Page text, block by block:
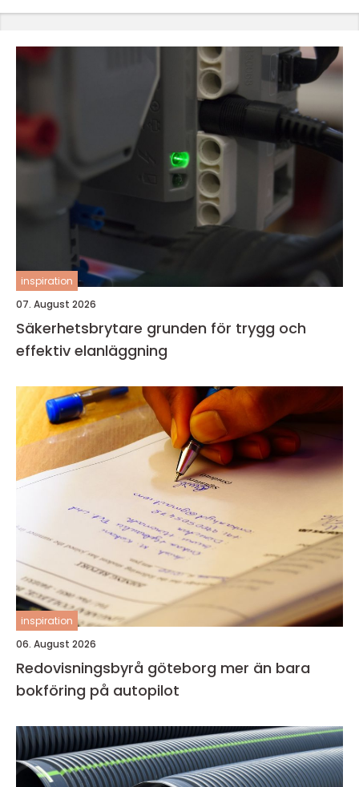
inspiration
07. August 2026
Säkerhetsbrytare grunden för trygg och
effektiv elanläggning
inspiration
06. August 2026
Redovisningsbyrå göteborg mer än bara
bokföring på autopilot